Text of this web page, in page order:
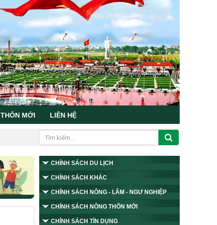
MỚI LIÊN HỆ
CHÍNH SÁCH DU LỊCH
CHÍNH SÁCH KHÁC
CHÍNH SÁCH NÔNG - LÂM - NGƯ NGHIỆP
CHÍNH SÁCH NÔNG THÔN MỚI
CHÍNH SÁCH TÍN DỤNG